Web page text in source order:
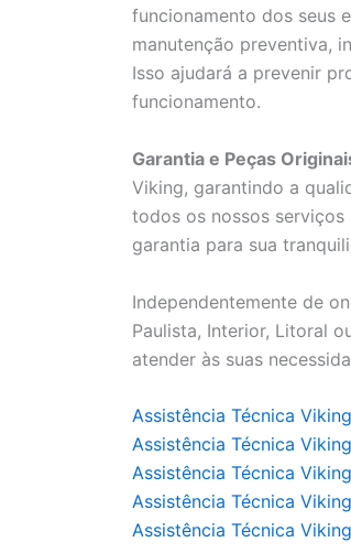
funcionamento dos seus
manutenção preventiva,
Isso ajudará a prevenir
funcionamento.
Garantia e Peças
Viking, garantindo a
todos os nossos
garantia para sua
Independentemente de
Paulista, Interior, Litoral
atender às suas
Assistência Técnica
Assistência Técnica
Assistência Técnica
Assistência Técnica
Assistência Técnica